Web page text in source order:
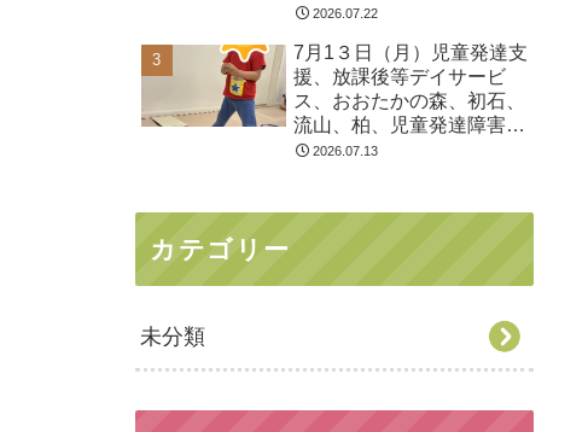
運動療育 柳沢運動プログ
る 発達障害 放デイ 自
閉症 ADHD アスペルガ
ー症候
2026.07.22
7月1３日（月）児童発達支
援、放課後等デイサービ
ス、おおたかの森、初石、
流山、柏、児童発達障害
運動療育 柳沢運動プログ
2026.07.13
カテゴリー
未分類